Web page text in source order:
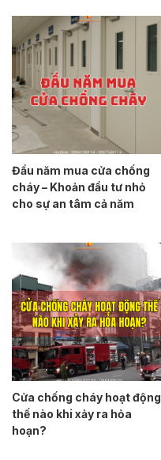
Đầu năm mua cửa chống
cháy – Khoản đầu tư nhỏ
cho sự an tâm cả năm
Cửa chống cháy hoạt động
thế nào khi xảy ra hỏa
hoạn?